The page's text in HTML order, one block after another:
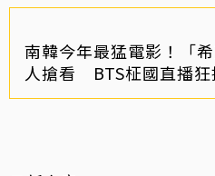
南韓今年最猛電影！「
人搶看 BTS柾國直播狂